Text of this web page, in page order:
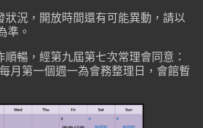
狀況，開放時間還有可能異動，請以
準。
暢，經第九屆第七次常理會同意：
月第一個週一為會務整理日，會館暫